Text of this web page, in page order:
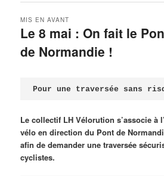
Le 8 mai : On fait le
de Normandie !
MIS EN AVANT
Pour une traversée sans
Le collectif LH Vélorution s’associe à
vélo en direction du Pont de
afin de demander une traversée
cyclistes.